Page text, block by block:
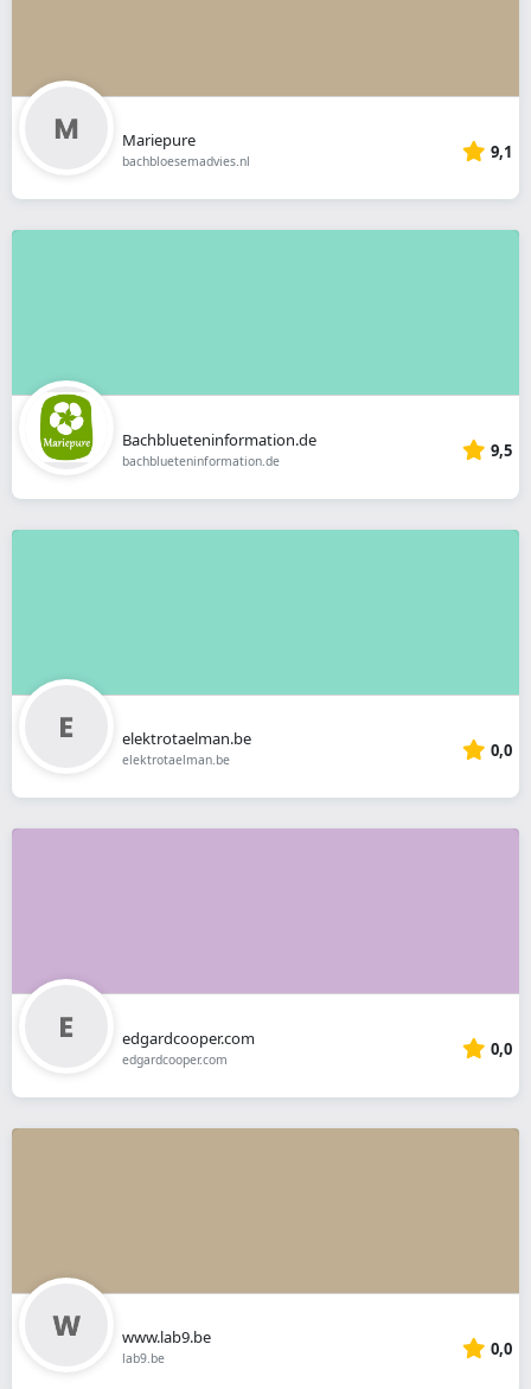
Mariepure
bachbloesemadvies.nl 9,1
Bachblueteninformation.de
bachblueteninformation.de 9,5
elektrotaelman.be
elektrotaelman.be 0,0
edgardcooper.com
edgardcooper.com 0,0
www.lab9.be
lab9.be 0,0